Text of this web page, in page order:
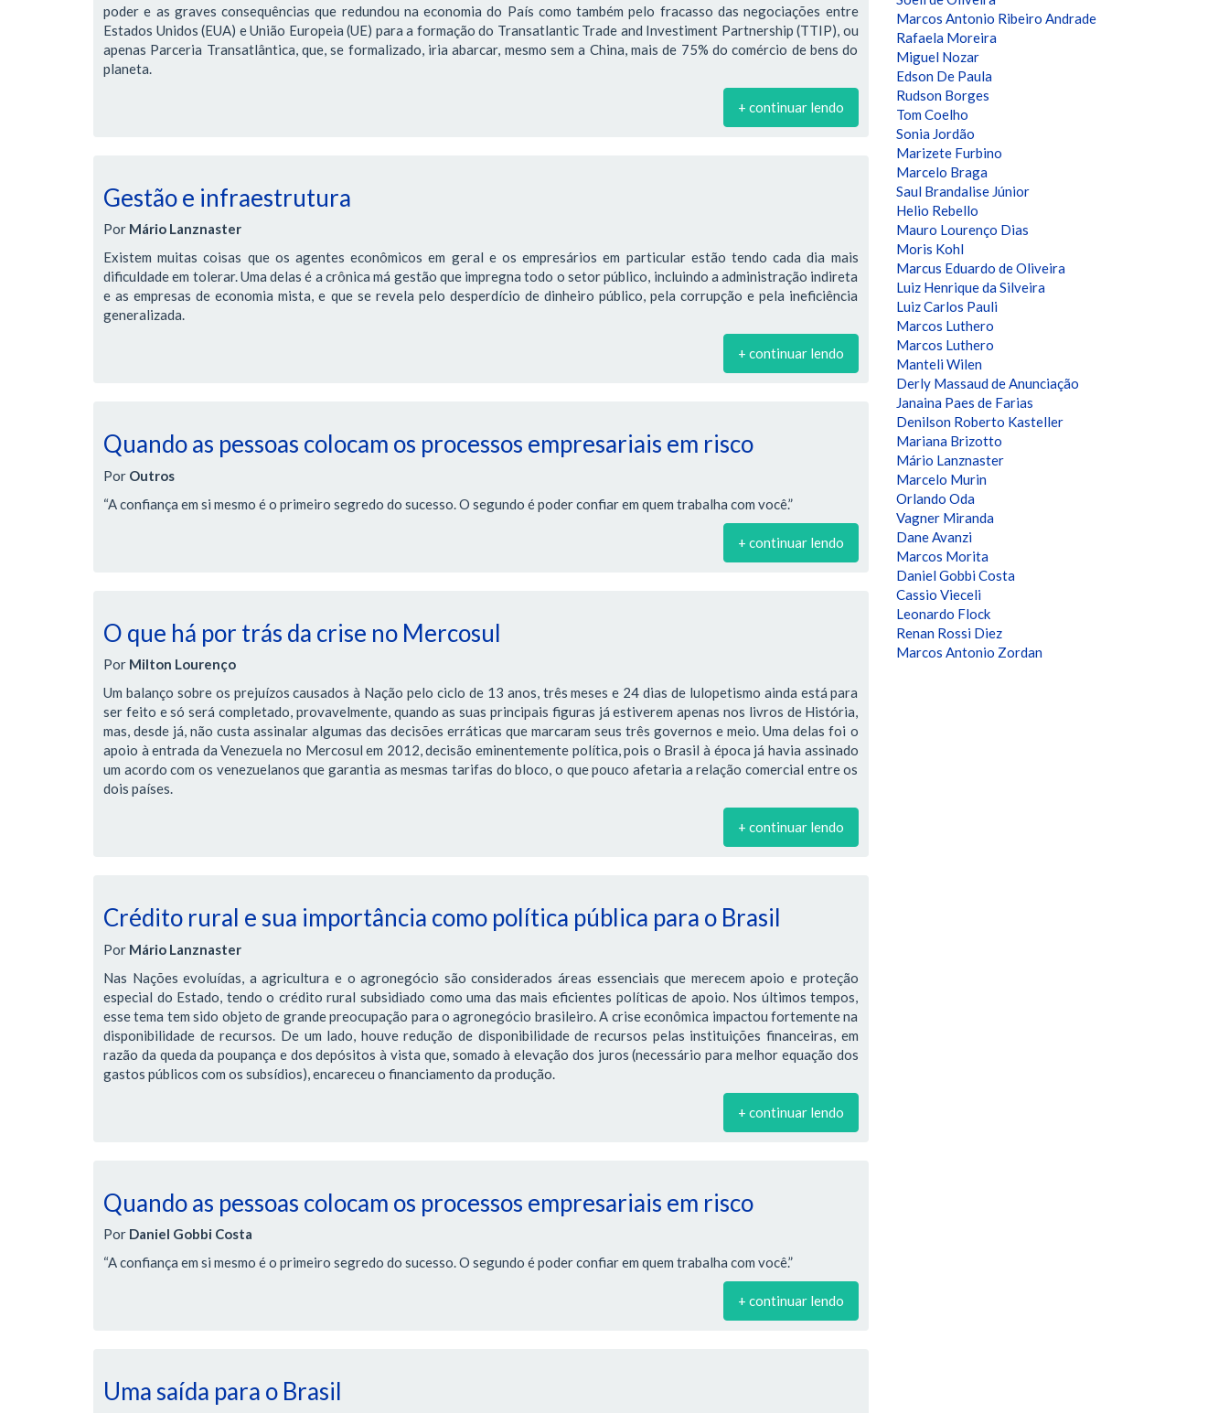
poder e as graves consequências que redundou na economia do País como também pelo fracasso das negociações entre
Estados Unidos (EUA) e União Europeia (UE) para a formação do Transatlantic Trade and Investiment Partnership (TTIP), ou
apenas Parceria Transatlântica, que, se formalizado, iria abarcar, mesmo sem a China, mais de 75% do comércio de bens do
planeta.
+ continuar lendo
Gestão e infraestrutura
Por Mário Lanznaster
Existem muitas coisas que os agentes econômicos em geral e os empresários em particular estão tendo cada dia mais
dificuldade em tolerar. Uma delas é a crônica má gestão que impregna todo o setor público, incluindo a administração indireta
e as empresas de economia mista, e que se revela pelo desperdício de dinheiro público, pela corrupção e pela ineficiência
generalizada.
+ continuar lendo
Quando as pessoas colocam os processos empresariais em risco
Por Outros
“A confiança em si mesmo é o primeiro segredo do sucesso. O segundo é poder confiar em quem trabalha com você.”
+ continuar lendo
O que há por trás da crise no Mercosul
Por Milton Lourenço
Um balanço sobre os prejuízos causados à Nação pelo ciclo de 13 anos, três meses e 24 dias de lulopetismo ainda está para
ser feito e só será completado, provavelmente, quando as suas principais figuras já estiverem apenas nos livros de História,
mas, desde já, não custa assinalar algumas das decisões erráticas que marcaram seus três governos e meio. Uma delas foi o
apoio à entrada da Venezuela no Mercosul em 2012, decisão eminentemente política, pois o Brasil à época já havia assinado
um acordo com os venezuelanos que garantia as mesmas tarifas do bloco, o que pouco afetaria a relação comercial entre os
dois países.
+ continuar lendo
Crédito rural e sua importância como política pública para o Brasil
Por Mário Lanznaster
Nas Nações evoluídas, a agricultura e o agronegócio são considerados áreas essenciais que merecem apoio e proteção
especial do Estado, tendo o crédito rural subsidiado como uma das mais eficientes políticas de apoio. Nos últimos tempos,
esse tema tem sido objeto de grande preocupação para o agronegócio brasileiro. A crise econômica impactou fortemente na
disponibilidade de recursos. De um lado, houve redução de disponibilidade de recursos pelas instituições financeiras, em
razão da queda da poupança e dos depósitos à vista que, somado à elevação dos juros (necessário para melhor equação dos
gastos públicos com os subsídios), encareceu o financiamento da produção.
+ continuar lendo
Quando as pessoas colocam os processos empresariais em risco
Por Daniel Gobbi Costa
“A confiança em si mesmo é o primeiro segredo do sucesso. O segundo é poder confiar em quem trabalha com você.”
+ continuar lendo
Uma saída para o Brasil
Marcos Antonio Ribeiro Andrade
Rafaela Moreira
Miguel Nozar
Edson De Paula
Rudson Borges
Tom Coelho
Sonia Jordão
Marizete Furbino
Marcelo Braga
Saul Brandalise Júnior
Helio Rebello
Mauro Lourenço Dias
Moris Kohl
Marcus Eduardo de Oliveira
Luiz Henrique da Silveira
Luiz Carlos Pauli
Marcos Luthero
Marcos Luthero
Manteli Wilen
Derly Massaud de Anunciação
Janaina Paes de Farias
Denilson Roberto Kasteller
Mariana Brizotto
Mário Lanznaster
Marcelo Murin
Orlando Oda
Vagner Miranda
Dane Avanzi
Marcos Morita
Daniel Gobbi Costa
Cassio Vieceli
Leonardo Flock
Renan Rossi Diez
Marcos Antonio Zordan